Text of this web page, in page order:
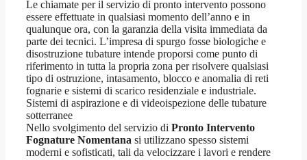
Le chiamate per il servizio di pronto intervento possono
essere effettuate in qualsiasi momento dell’anno e in
qualunque ora, con la garanzia della visita immediata da
parte dei tecnici. L’impresa di spurgo fosse biologiche e
disostruzione tubature intende proporsi come punto di
riferimento in tutta la propria zona per risolvere qualsiasi
tipo di ostruzione, intasamento, blocco e anomalia di reti
fognarie e sistemi di scarico residenziale e industriale.
Sistemi di aspirazione e di videoispezione delle tubature
sotterranee
Nello svolgimento del servizio di Pronto Intervento
Fognature Nomentana si utilizzano spesso sistemi
moderni e sofisticati, tali da velocizzare i lavori e rendere